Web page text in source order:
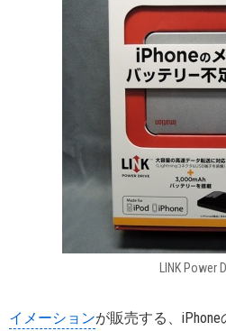
LINK Power
イメーションが販売する、